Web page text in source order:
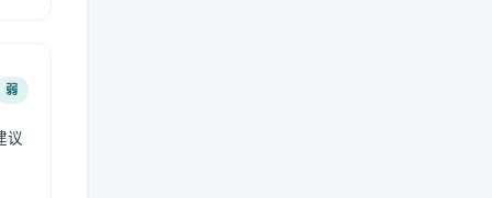
弱
议